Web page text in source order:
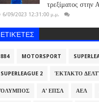
τρεξίματος στην
6/09/2023 12:31:00 μ.μ.
ΕΤΙΚΈΤΕΣ
884 MOTORSPORT
SUPERLEAGUE 2 ΈΚΤΑΚΤΟ
ΌΛΥΜΠΟΣ Α' ΕΠΣΛ ΑΕΛ